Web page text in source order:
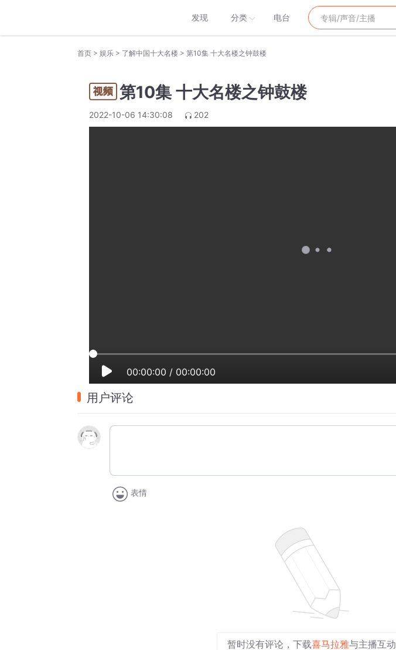
发现 分类 电台
首页 > 娱乐 > 了解中国十大名楼 > 第10集 十大名楼之钟鼓楼
第10集 十大名楼之钟鼓楼
2022-10-06 14:30:08 202
00:00:00 / 00:00:00
用户评论
表情
暂时没有评论，下载喜马拉雅与主播互动